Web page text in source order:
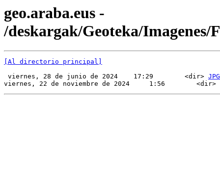
geo.araba.eus -
/deskargak/Geoteka/Imagenes/
[Al directorio principal]
viernes, 28 de junio de 2024    17:29        <dir> JPG
viernes, 22 de noviembre de 2024     1:56        <dir>